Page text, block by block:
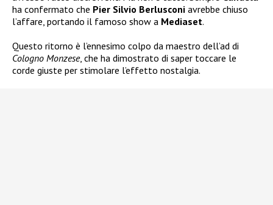
ha confermato che Pier Silvio Berlusconi avrebbe chiuso
l’affare, portando il famoso show a Mediaset.
Questo ritorno è l’ennesimo colpo da maestro dell’ad di
Cologno Monzese, che ha dimostrato di saper toccare le
corde giuste per stimolare l’effetto nostalgia.